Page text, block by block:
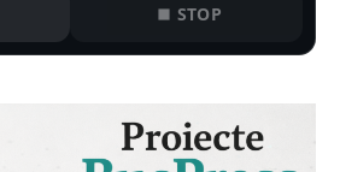
STOP